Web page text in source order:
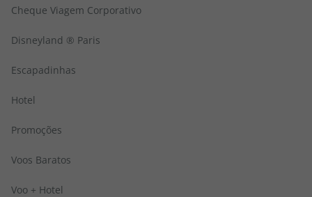
Cheque Viagem Corporativo
Disneyland ® Paris
Escapadinhas
Hotel
Promoções
Voos Baratos
Voo + Hotel